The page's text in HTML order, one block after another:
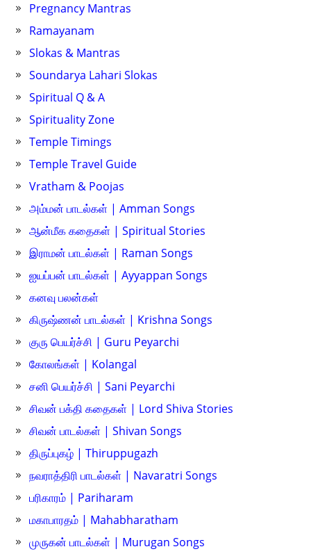
Pregnancy Mantras
Ramayanam
Slokas & Mantras
Soundarya Lahari Slokas
Spiritual Q & A
Spirituality Zone
Temple Timings
Temple Travel Guide
Vratham & Poojas
அம்மன் பாடல்கள் | Amman Songs
ஆன்மீக கதைகள் | Spiritual Stories
இராமன் பாடல்கள் | Raman Songs
ஐயப்பன் பாடல்கள் | Ayyappan Songs
கனவு பலன்கள்
கிருஷ்ணன் பாடல்கள் | Krishna Songs
குரு பெயர்ச்சி | Guru Peyarchi
கோலங்கள் | Kolangal
சனி பெயர்ச்சி | Sani Peyarchi
சிவன் பக்தி கதைகள் | Lord Shiva Stories
சிவன் பாடல்கள் | Shivan Songs
திருப்புகழ் | Thiruppugazh
நவராத்திரி பாடல்கள் | Navaratri Songs
பரிகாரம் | Pariharam
மகாபாரதம் | Mahabharatham
முருகன் பாடல்கள் | Murugan Songs